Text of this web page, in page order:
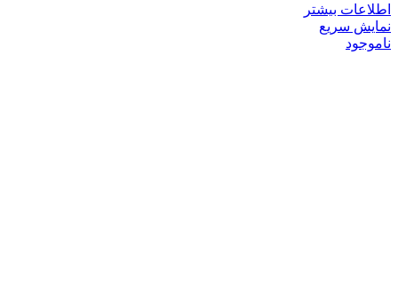
اطلاعات بیشتر
نمایش سریع
ناموجود